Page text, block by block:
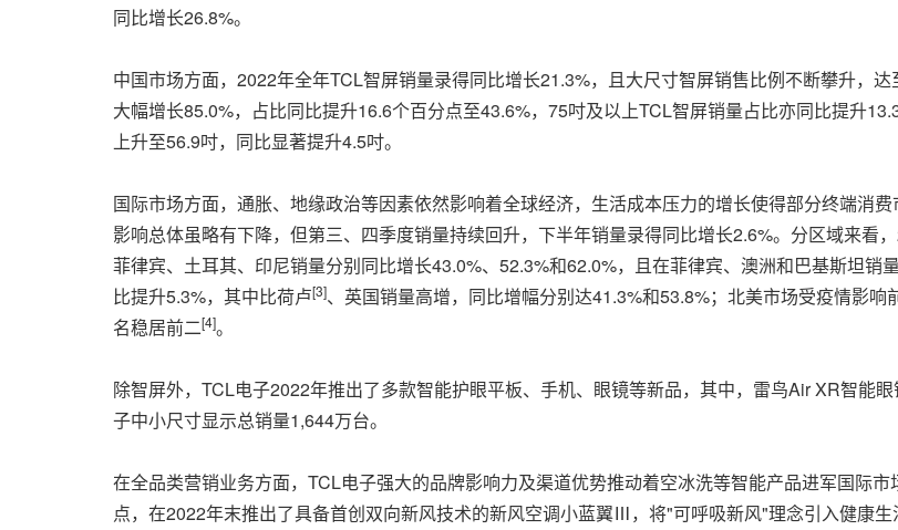
同比增长26.8%。
中国市场方面，2022年全年TCL智屏销量录得同比增长21.3%，且大尺寸智屏销售比例不断攀升，
大幅增长85.0%，占比同比提升16.6个百分点至43.6%，75吋及以上TCL智屏销量占比亦同比提升
上升至56.9吋，同比显著提升4.5吋。
国际市场方面，通胀、地缘政治等因素依然影响着全球经济，生活成本压力的增长使得部分终端消
影响总体虽略有下降，但第三、四季度销量持续回升，下半年销量录得同比增长2.6%。分区域来看
菲律宾、土耳其、印尼销量分别同比增长43.0%、52.3%和62.0%，且在菲律宾、澳洲和巴基斯坦销
比提升5.3%，其中比荷卢[3]、英国销量高增，同比增幅分别达41.3%和53.8%；北美市场受疫情影
名稳居前二[4]。
除智屏外，TCL电子2022年推出了多款智能护眼平板、手机、眼镜等新品，其中，雷鸟Air XR智能
子中小尺寸显示总销量1,644万台。
在全品类营销业务方面，TCL电子强大的品牌影响力及渠道优势推动着空冰洗等智能产品进军国际
点，在2022年末推出了具备首创双向新风技术的新风空调小蓝翼Ⅲ，将"可呼吸新风"理念引入健康